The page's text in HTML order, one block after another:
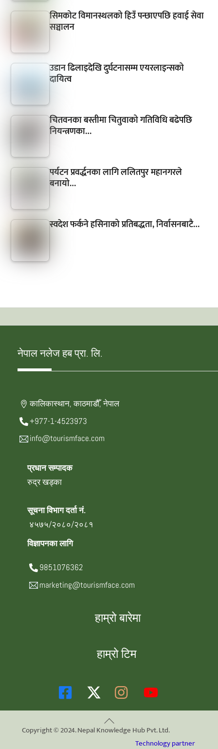
सिमकोट विमानस्थलको हिउँ पन्छाएपछि हवाई सेवा
सञ्चालन
उडान ढिलाइदेखि दुर्घटनासम्म एयरलाइन्सको
दायित्व
चितवनका बस्तीमा चितुवाको गतिविधि बढेपछि
नियन्त्रणका…
पर्यटन प्रवर्द्धनका लागि ललितपुर महानगरले
बनायो…
स्वदेश फर्कने हसिनाको प्रतिबद्धता, निर्वासनबाटै…
नेपाल नलेज हब प्रा. लि.
कालिकास्थान, काठमाडौँ, नेपाल
+977-1-4523973
info@tourismface.com
प्रधान सम्पादक
रुद्र खड्का
सूचना विभाग दर्ता नं.
४५७५/२०८०/२०८१
विज्ञापनका लागि
9851076362
marketing@tourismface.com
हाम्रो बारेमा
हाम्रो टिम
Back
To
Copyright © 2024. Nepal Knowledge Hub Pvt. Ltd.
Technology partner